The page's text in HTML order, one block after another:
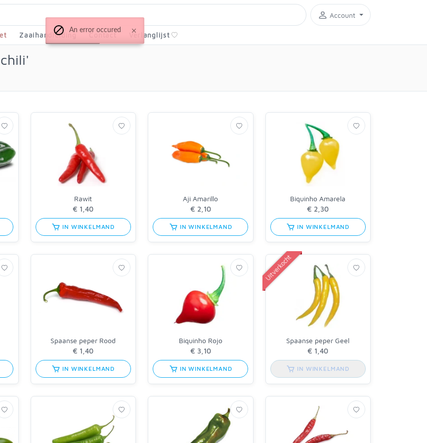
Account
Zaaihandleiding Contact Verlanglijst
Rawit
IN WINKELMAND
Aji Amarillo
IN WINKELMAND
Biquinho Amarela
IN WINKELMAND
Spaanse peper Rood
IN WINKELMAND
Biquinho Rojo
IN WINKELMAND
Uitverkocht
Spaanse peper Geel
IN WINKELMAND
An error occured